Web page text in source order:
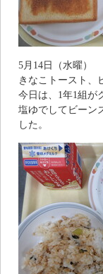
5月14日（水曜）
きなこトースト、
今日は、1年1組が
塩ゆでしてビーン
した。